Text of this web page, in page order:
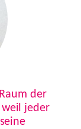
der
weil jeder